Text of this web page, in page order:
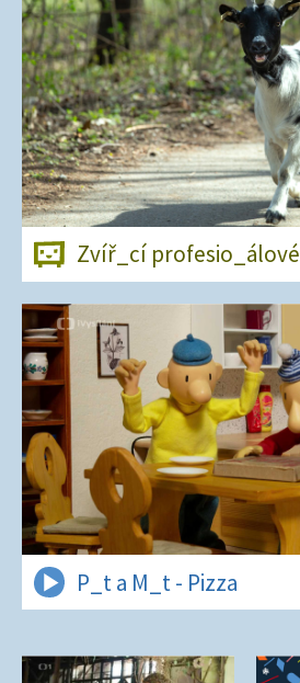
Zvíř_cí profesio_álové
P_t a M_t - Pizza